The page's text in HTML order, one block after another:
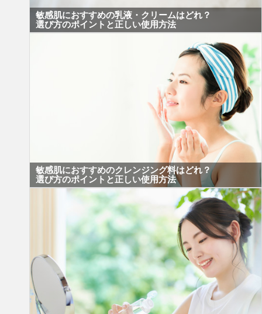
敏感肌におすすめの乳液・クリームはどれ？
選び方のポイントと正しい使用方法
敏感肌におすすめのクレンジング料はどれ？
選び方のポイントと正しい使用方法